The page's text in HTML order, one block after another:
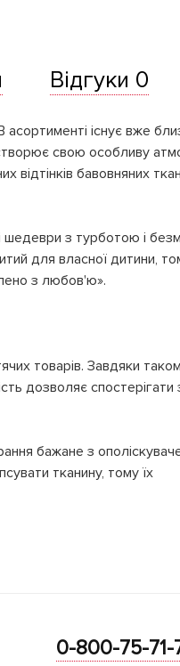
Відгуки 0
асортименті існує вже
створює свою особливу
відтінків бавовняних
шедеври з турботою і
для власної дитини,
з любов'ю».
товарів. Завдяки
дозволяє спостерігати
бажане з
тканину, тому їх
0-800-75-71-